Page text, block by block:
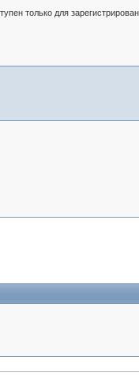
только для